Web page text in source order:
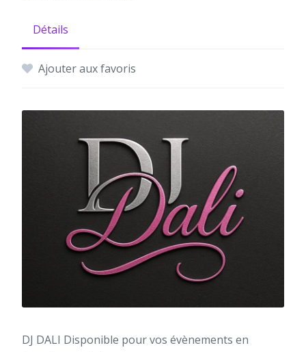
Détails
Ajouter aux favoris
DJ DALI Disponible pour vos évènements en